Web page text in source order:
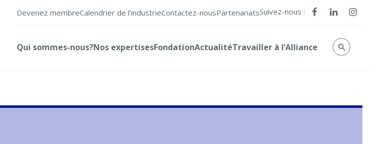
Devenez membreCalendrier de l’industrieContactez-nousPartenariatsSuivez-nous :
Qui sommes-nous?Nos expertisesFondationActualitéTravailler à l’Alliance